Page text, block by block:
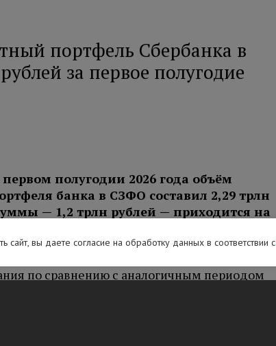
портфель Сбербанка в
за первое полугодие
полугодии 2026 года объём
банка в СЗФО составил 2,29 трлн
— 1,2 трлн рублей — приходится на
по сравнению с аналогичным периодом
сайт, вы даете согласие на обработку данных в соответствии с